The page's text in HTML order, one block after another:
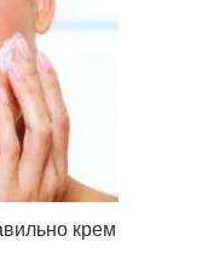
крем